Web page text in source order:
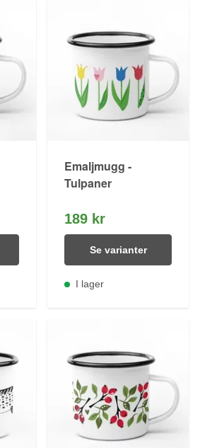
Emaljmugg -
Tulpaner
189 kr
Se varianter
I lager